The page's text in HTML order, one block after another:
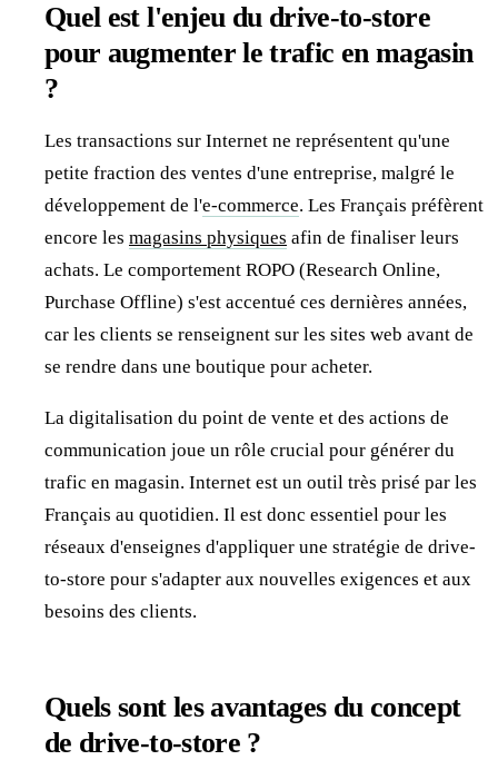
Quel est l'enjeu du drive-to-store
pour augmenter le trafic en magasin
?
Les transactions sur Internet ne représentent qu'une
petite fraction des ventes d'une entreprise, malgré le
développement de l'e-commerce. Les Français préfèrent
encore les magasins physiques afin de finaliser leurs
achats. Le comportement ROPO (Research Online,
Purchase Offline) s'est accentué ces dernières années,
car les clients se renseignent sur les sites web avant de
se rendre dans une boutique pour acheter.
La digitalisation du point de vente et des actions de
communication joue un rôle crucial pour générer du
trafic en magasin. Internet est un outil très prisé par les
Français au quotidien. Il est donc essentiel pour les
réseaux d'enseignes d'appliquer une stratégie de drive-
to-store pour s'adapter aux nouvelles exigences et aux
besoins des clients.
Quels sont les avantages du concept
de drive-to-store ?